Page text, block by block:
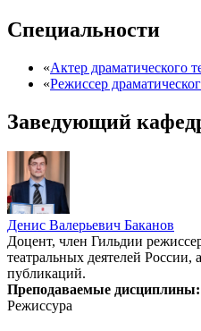
Специальности
«Актер драматического
«Режиссер
Заведующий
Денис Валерьевич Баканов
Доцент, член Гильдии
театральных деятелей России,
публикаций.
Преподаваемые дисциплины:
Режиссура